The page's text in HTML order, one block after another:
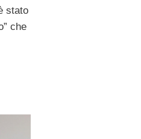
stato
che